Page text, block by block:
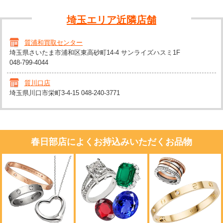
埼玉エリア近隣店舗
質浦和買取センター
埼玉県さいたま市浦和区東高砂町14-4 サンライズハスミ1F
048-799-4044
質川口店
埼玉県川口市栄町3-4-15 048-240-3771
春日部店によくお持込みいただくお品物